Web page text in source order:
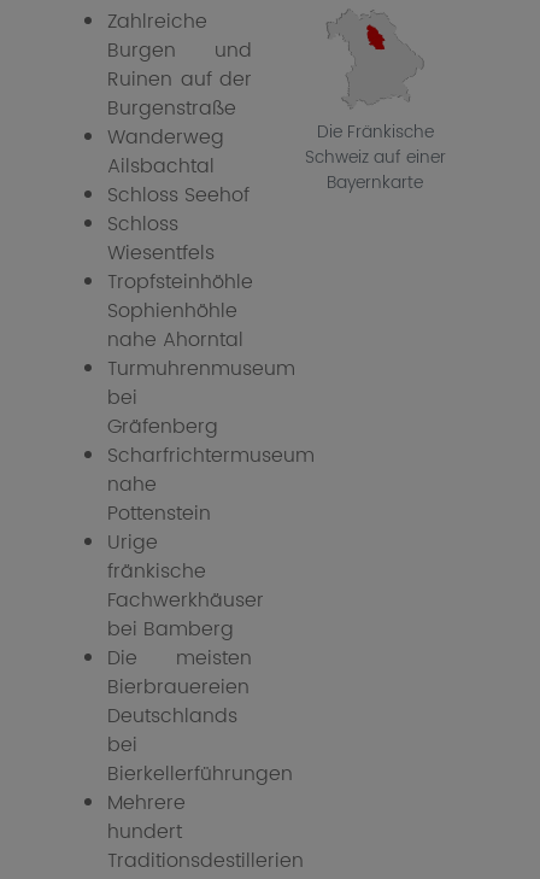
Zahlreiche
Burgen und
Ruinen auf der
Burgenstraße
Wanderweg
Ailsbachtal
Schloss Seehof
Schloss
Wiesentfels
Tropfsteinhöhle
Sophienhöhle
nahe Ahorntal
Turmuhrenmuseum
bei
Gräfenberg
Scharfrichtermuseum
nahe
Pottenstein
Urige
fränkische
Fachwerkhäuser
bei Bamberg
Die meisten
Bierbrauereien
Deutschlands
bei
Bierkellerführungen
Mehrere
hundert
Traditionsdestillerien
Die Fränkische
Schweiz auf einer
Bayernkarte